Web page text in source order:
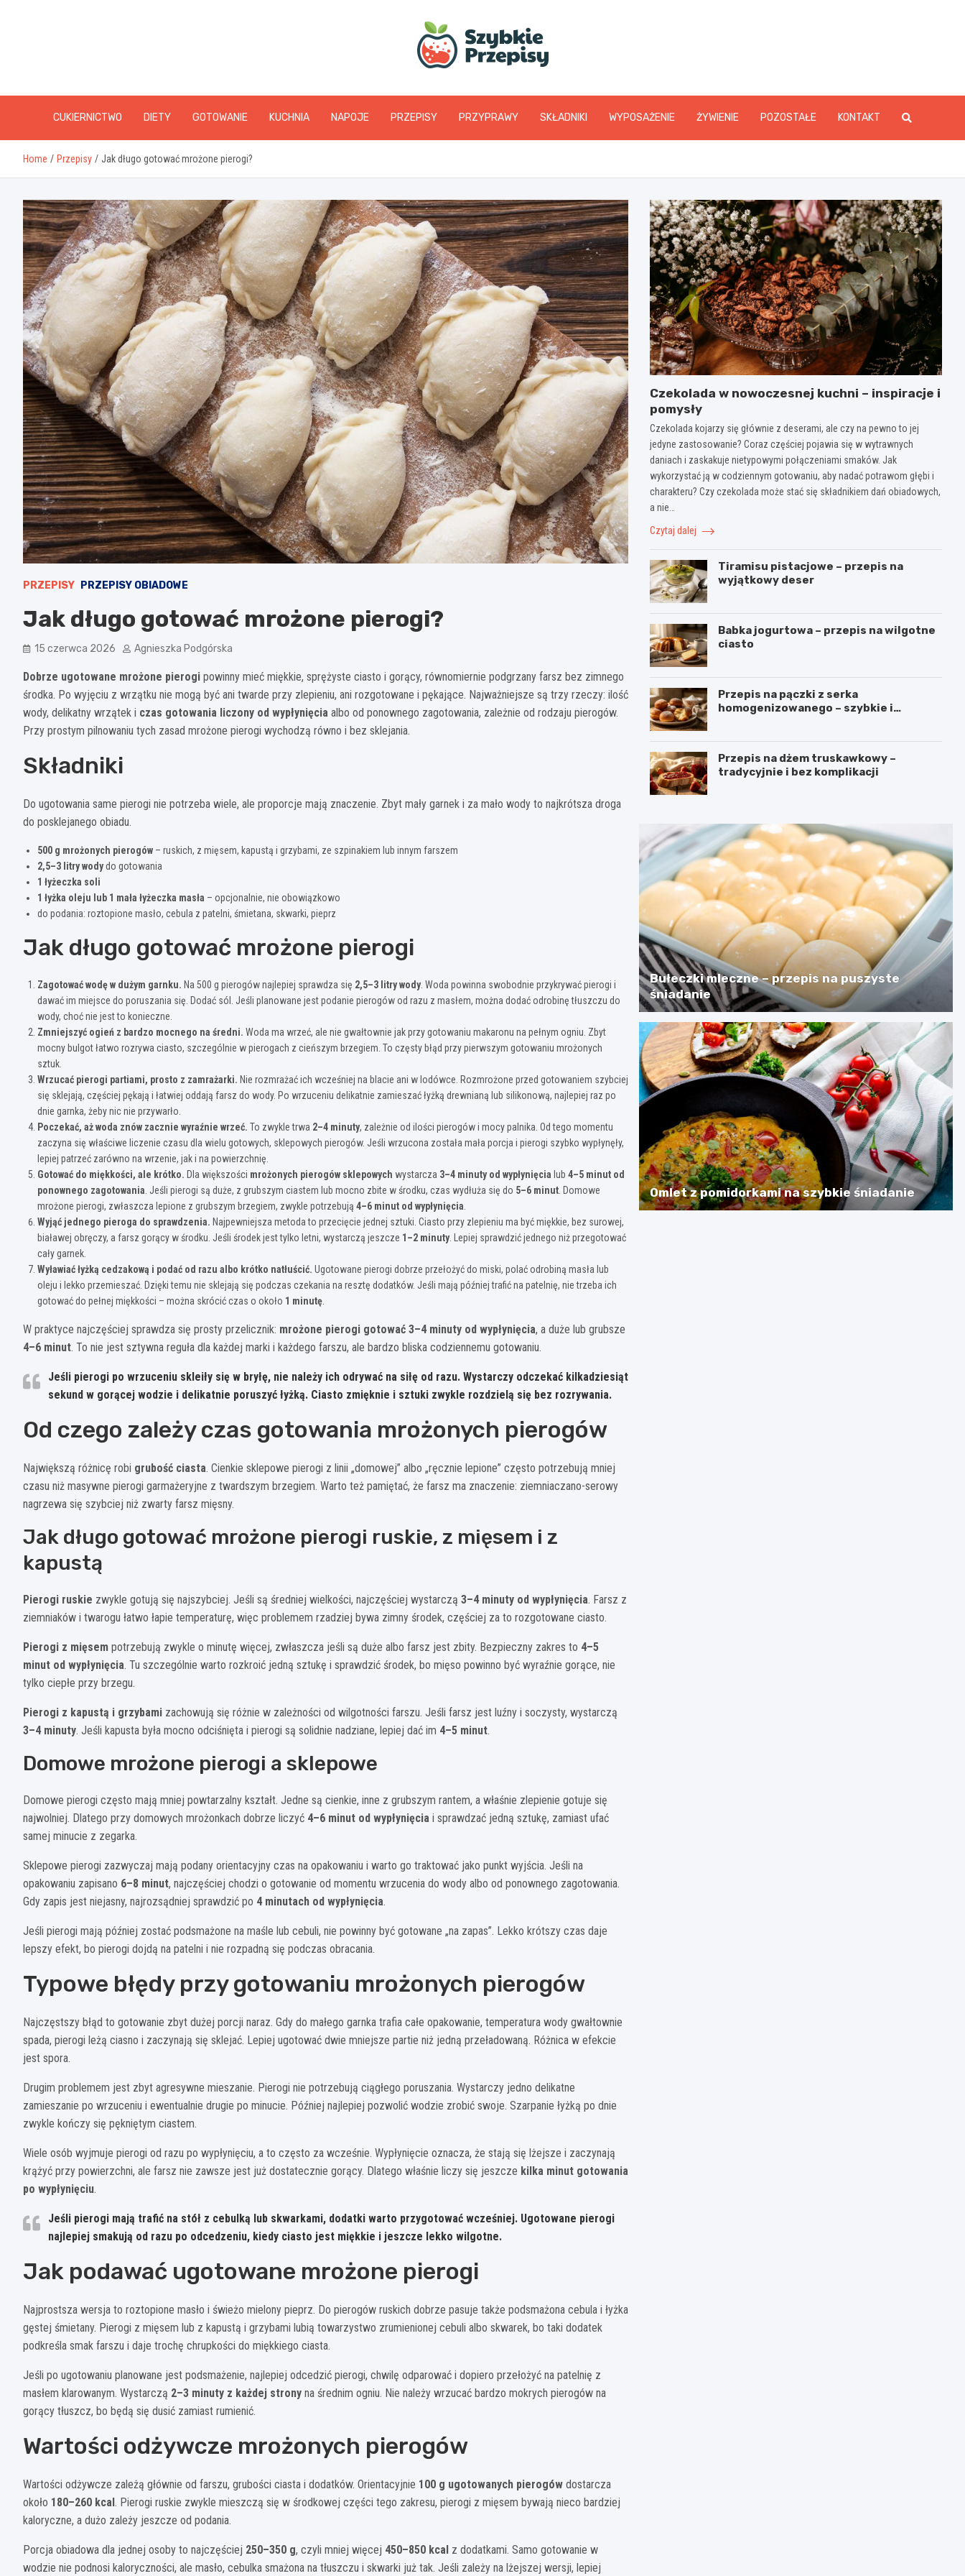
www.szybkieprzepisy.pl
CUKIERNICTWO DIETY GOTOWANIE KUCHNIA NAPOJE PRZEPISY PRZYPRAWY SKŁADNIKI WYPOSAŻENIE ŻYWIENIE POZOSTAŁE KONTAKT
Home Przepisy Jak długo gotować mrożone pierogi?
PRZEPISY PRZEPISY OBIADOWE
Jak długo gotować mrożone pierogi?
15 czerwca 2026 Agnieszka Podgórska
Dobrze ugotowane mrożone pierogi powinny mieć miękkie, sprężyste ciasto i gorący, równomiernie podgrzany farsz bez zimnego
środka. Po wyjęciu z wrzątku nie mogą być ani twarde przy zlepieniu, ani rozgotowane i pękające. Najważniejsze są trzy rzeczy: ilość
wody, delikatny wrzątek i czas gotowania liczony od wypłynięcia albo od ponownego zagotowania, zależnie od rodzaju pierogów.
Przy prostym pilnowaniu tych zasad mrożone pierogi wychodzą równo i bez sklejania.
Składniki
Do ugotowania same pierogi nie potrzeba wiele, ale proporcje mają znaczenie. Zbyt mały garnek i za mało wody to najkrótsza droga
do posklejanego obiadu.
500 g mrożonych pierogów – ruskich, z mięsem, kapustą i grzybami, ze szpinakiem lub innym farszem
2,5–3 litry wodydo gotowania
1 łyżeczka soli
1 łyżka oleju lub 1 mała łyżeczka masła – opcjonalnie, nie obowiązkowo
do podania: roztopione masło, cebula z patelni, śmietana, skwarki, pieprz
Jak długo gotować mrożone pierogi
Zagotować wodę w dużym garnku. Na 500 g pierogów najlepiej sprawdza się 2,5–3 litry wody. Woda powinna swobodnie przykrywać pierogi i
dawać im miejsce do poruszania się. Dodać sól. Jeśli planowane jest podanie pierogów od razu z masłem, można dodać odrobinę tłuszczu do
wody, choć nie jest to konieczne.
Zmniejszyć ogień z bardzo mocnego na średni. Woda ma wrzeć, ale nie gwałtownie jak przy gotowaniu makaronu na pełnym ogniu. Zbyt
mocny bulgot łatwo rozrywa ciasto, szczególnie w pierogach z cieńszym brzegiem. To częsty błąd przy pierwszym gotowaniu mrożonych
sztuk.
Wrzucać pierogi partiami, prosto z zamrażarki. Nie rozmrażać ich wcześniej na blacie ani w lodówce. Rozmrożone przed gotowaniem szybciej
się sklejają, częściej pękają i łatwiej oddają farsz do wody. Po wrzuceniu delikatnie zamieszać łyżką drewnianą lub silikonową, najlepiej raz po
dnie garnka, żeby nic nie przywarło.
Poczekać, aż woda znów zacznie wyraźnie wrzeć. To zwykle trwa 2–4 minuty, zależnie od ilości pierogów i mocy palnika. Od tego momentu
zaczyna się właściwe liczenie czasu dla wielu gotowych, sklepowych pierogów. Jeśli wrzucona została mała porcja i pierogi szybko wypłynęły,
lepiej patrzeć zarówno na wrzenie, jak i na powierzchnię.
Gotować do miękkości, ale krótko. Dla większości mrożonych pierogów sklepowych wystarcza 3–4 minuty od wypłynięcia lub 4–5 minut od
ponownego zagotowania . Jeśli pierogi są duże, z grubszym ciastem lub mocno zbite w środku, czas wydłuża się do 5–6 minut . Domowe
mrożone pierogi, zwłaszcza lepione z grubszym brzegiem, zwykle potrzebują 4–6 minut od wypłynięcia
Wyjąć jednego pieroga do sprawdzenia. Najpewniejsza metoda to przecięcie jednej sztuki. Ciasto przy zlepieniu ma być miękkie, bez surowej,
białawej obręczy, a farsz gorący w środku. Jeśli środek jest tylko letni, wystarczą jeszcze 1–2 minuty. Lepiej sprawdzić jednego niż przegotować
cały garnek.
Wyławiać łyżką cedzakową i podać od razu albo krótko natłuścić. Ugotowane pierogi dobrze przełożyć do miski, polać odrobiną masła lub
oleju i lekko przemieszać. Dzięki temu nie sklejają się podczas czekania na resztę dodatków. Jeśli mają później trafić na patelnię, nie trzeba ich
gotować do pełnej miękkości – można skrócić czas o około 1 minutę
W praktyce najczęściej sprawdza się prosty przelicznik: mrożone pierogi gotować 3–4 minuty od wypłynięcia, a duże lub grubsze
4–6 minut. To nie jest sztywna reguła dla każdej marki i każdego farszu, ale bardzo bliska codziennemu gotowaniu.
Jeśli pierogi po wrzuceniu skleiły się w bryłę, nie należy ich odrywać na siłę od razu. Wystarczy odczekać kilkadziesiąt
sekund w gorącej wodzie i delikatnie poruszyć łyżką. Ciasto zmięknie i sztuki zwykle rozdzielą się bez rozrywania.
Od czego zależy czas gotowania mrożonych pierogów
Największą różnicę robi grubość ciasta. Cienkie sklepowe pierogi z linii „domowej” albo „ręcznie lepione” często potrzebują mniej
czasu niż masywne pierogi garmażeryjne z twardszym brzegiem. Warto też pamiętać, że farsz ma znaczenie: ziemniaczano-serowy
nagrzewa się szybciej niż zwarty farsz mięsny.
Jak długo gotować mrożone pierogi ruskie, z mięsem i z
kapustą
Pierogi ruskie zwykle gotują się najszybciej. Jeśli są średniej wielkości, najczęściej wystarczą 3–4 minuty od wypłynięcia. Farsz z
ziemniaków i twarogu łatwo łapie temperaturę, więc problemem rzadziej bywa zimny środek, częściej za to rozgotowane ciasto.
Pierogi z mięsem potrzebują zwykle o minutę więcej, zwłaszcza jeśli są duże albo farsz jest zbity. Bezpieczny zakres to 4–5
minut od wypłynięcia. Tu szczególnie warto rozkroić jedną sztukę i sprawdzić środek, bo mięso powinno być wyraźnie gorące, nie
tylko ciepłe przy brzegu.
Pierogi z kapustą i grzybami zachowują się różnie w zależności od wilgotności farszu. Jeśli farsz jest luźny i soczysty, wystarczą
3–4 minuty. Jeśli kapusta była mocno odciśnięta i pierogi są solidnie nadziane, lepiej dać im 4–5 minut.
Domowe mrożone pierogi a sklepowe
Domowe pierogi często mają mniej powtarzalny kształt. Jedne są cienkie, inne z grubszym rantem, a właśnie zlepienie gotuje się
najwolniej. Dlatego przy domowych mrożonkach dobrze liczyć 4–6 minut od wypłynięcia i sprawdzać jedną sztukę, zamiast ufać
samej minucie z zegarka.
Sklepowe pierogi zazwyczaj mają podany orientacyjny czas na opakowaniu i warto go traktować jako punkt wyjścia. Jeśli na
opakowaniu zapisano 6–8 minut, najczęściej chodzi o gotowanie od momentu wrzucenia do wody albo od ponownego zagotowania.
Gdy zapis jest niejasny, najrozsądniej sprawdzić po 4 minutach od wypłynięcia.
Jeśli pierogi mają później zostać podsmażone na maśle lub cebuli, nie powinny być gotowane „na zapas”. Lekko krótszy czas daje
lepszy efekt, bo pierogi dojdą na patelni i nie rozpadną się podczas obracania.
Typowe błędy przy gotowaniu mrożonych pierogów
Najczęstszy błąd to gotowanie zbyt dużej porcji naraz. Gdy do małego garnka trafia całe opakowanie, temperatura wody gwałtownie
spada, pierogi leżą ciasno i zaczynają się sklejać. Lepiej ugotować dwie mniejsze partie niż jedną przeładowaną. Różnica w efekcie
jest spora.
Drugim problemem jest zbyt agresywne mieszanie. Pierogi nie potrzebują ciągłego poruszania. Wystarczy jedno delikatne
zamieszanie po wrzuceniu i ewentualnie drugie po minucie. Później najlepiej pozwolić wodzie zrobić swoje. Szarpanie łyżką po dnie
zwykle kończy się pękniętym ciastem.
Wiele osób wyjmuje pierogi od razu po wypłynięciu, a to często za wcześnie. Wypłynięcie oznacza, że stają się lżejsze i zaczynają
krążyć przy powierzchni, ale farsz nie zawsze jest już dostatecznie gorący. Dlatego właśnie liczy się jeszcze kilka minut gotowania
po wypłynięciu.
Jeśli pierogi mają trafić na stół z cebulką lub skwarkami, dodatki warto przygotować wcześniej. Ugotowane pierogi
najlepiej smakują od razu po odcedzeniu, kiedy ciasto jest miękkie i jeszcze lekko wilgotne.
Jak podawać ugotowane mrożone pierogi
Najprostsza wersja to roztopione masło i świeżo mielony pieprz. Do pierogów ruskich dobrze pasuje także podsmażona cebula i łyżka
gęstej śmietany. Pierogi z mięsem lub z kapustą i grzybami lubią towarzystwo zrumienionej cebuli albo skwarek, bo taki dodatek
podkreśla smak farszu i daje trochę chrupkości do miękkiego ciasta.
Jeśli po ugotowaniu planowane jest podsmażenie, najlepiej odcedzić pierogi, chwilę odparować i dopiero przełożyć na patelnię z
masłem klarowanym. Wystarczą 2–3 minuty z każdej strony na średnim ogniu. Nie należy wrzucać bardzo mokrych pierogów na
gorący tłuszcz, bo będą się dusić zamiast rumienić.
Wartości odżywcze mrożonych pierogów
Wartości odżywcze zależą głównie od farszu, grubości ciasta i dodatków. Orientacyjnie 100 g ugotowanych pierogów dostarcza
około 180–260 kcal. Pierogi ruskie zwykle mieszczą się w środkowej części tego zakresu, pierogi z mięsem bywają nieco bardziej
kaloryczne, a dużo zależy jeszcze od podania.
Porcja obiadowa dla jednej osoby to najczęściej 250–350 g, czyli mniej więcej 450–850 kcal z dodatkami. Samo gotowanie w
wodzie nie podnosi kaloryczności, ale masło, cebulka smażona na tłuszczu i skwarki już tak. Jeśli zależy na lżejszej wersji, lepiej
Czekolada w nowoczesnej kuchni – inspiracje i
pomysły
Czekolada kojarzy się głównie z deserami, ale czy na pewno to jej
jedyne zastosowanie? Coraz częściej pojawia się w wytrawnych
daniach i zaskakuje nietypowymi połączeniami smaków. Jak
wykorzystać ją w codziennym gotowaniu, aby nadać potrawom głębi i
charakteru? Czy czekolada może stać się składnikiem dań obiadowych,
a nie…
Czytaj dalej
Tiramisu pistacjowe – przepis na
wyjątkowy deser
Babka jogurtowa – przepis na wilgotne
ciasto
Przepis na pączki z serka
homogenizowanego – szybkie i
Przepis na dżem truskawkowy –
tradycyjnie i bez komplikacji
Bułeczki mleczne – przepis na puszyste
śniadanie
Omlet z pomidorkami na szybkie śniadanie